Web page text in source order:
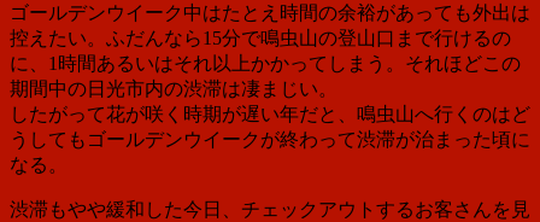
ゴールデンウイーク中はたとえ時間の余裕があっても外出は
控えたい。ふだんなら15分で鳴虫山の登山口まで行けるの
に、1時間あるいはそれ以上かかってしまう。それほどこの
期間中の日光市内の渋滞は凄まじい。
したがって花が咲く時期が遅い年だと、鳴虫山へ行くのはど
うしてもゴールデンウイークが終わって渋滞が治まった頃に
なる。
渋滞もやや緩和した今日、チェックアウトするお客さんを見